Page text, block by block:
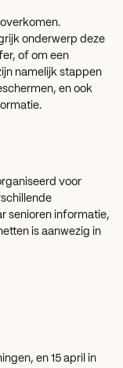
onderwerp deze
of om een
namelijk stappen
en ook
voor
senioren informatie,
is aanwezig in
en 15 april in